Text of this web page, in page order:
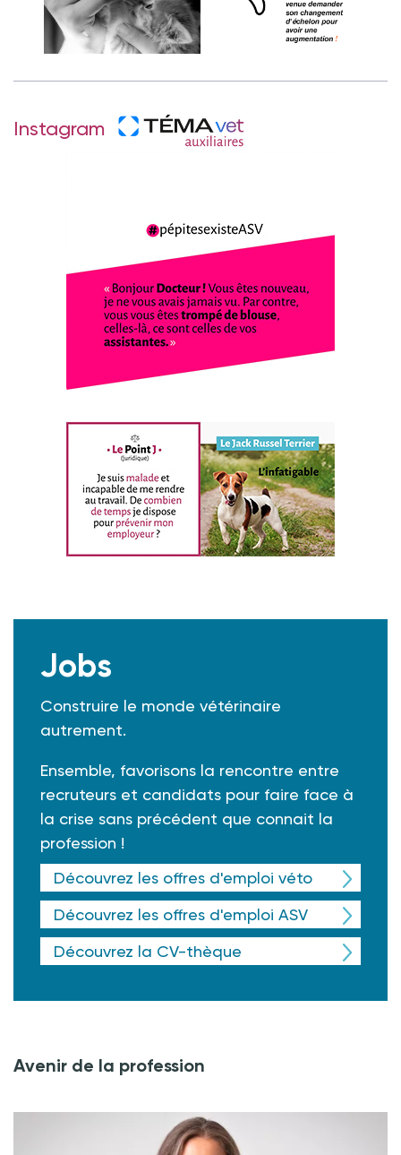
Instagram
Jobs
Construire le monde vétérinaire
autrement.
Ensemble, favorisons la rencontre entre
recruteurs et candidats pour faire face à
la crise sans précédent que connait la
profession !
Découvrez les offres d'emploi véto
Découvrez les offres d'emploi ASV
Découvrez la CV-thèque
Avenir de la profession